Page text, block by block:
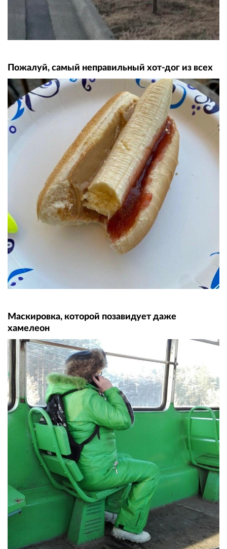
Пожалуй, самый неправильный хот-дог из всех
Маскировка, которой позавидует даже
хамелеон